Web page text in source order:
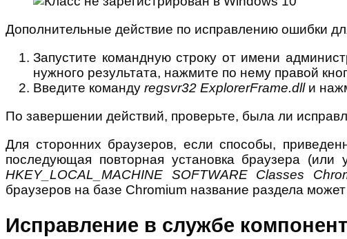
Дополнительные действие по исправлению ошибки
Запустите командную строку от имени
нужного результата, нажмите по нему правой
Введите команду regsvr32 ExplorerFrame.dllи
По завершении действий, проверьте, была ли
Для сторонних браузеров, если способы,
последующая повторная установка браузера (или
HKEY_LOCAL_MACHINE SOFTWARE Classes
браузеров на базе Chromium название раздела
Исправление в службе